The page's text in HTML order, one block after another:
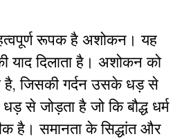
रूपक है अशोकन। यह
याद दिलाता है। अशोकन को
है, जिसकी गर्दन उसके धड़ से
से जोड़ता है जो कि बौद्ध धर्म
है। समानता के सिद्धांत और